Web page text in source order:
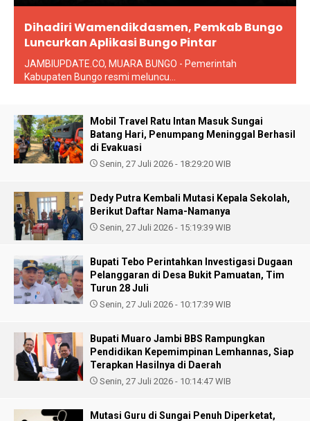
Dihadiri Wamendikdasmen, Pemkab Bungo
Luncurkan Aplikasi Bungo Pintar
JAMBIUPDATE.CO, MUARA BUNGO - Pemerintah
Kabupaten Bungo resmi meluncu...
Mobil Travel Ratu Intan Masuk Sungai
Batang Hari, Penumpang Meninggal Berhasil
di Evakuasi
Senin, 27 Juli 2026 - 18:29:20 WIB
Dedy Putra Kembali Mutasi Kepala Sekolah,
Berikut Daftar Nama-Namanya
Senin, 27 Juli 2026 - 15:19:39 WIB
Bupati Tebo Perintahkan Investigasi Dugaan
Pelanggaran di Desa Bukit Pamuatan, Tim
Turun 28 Juli
Senin, 27 Juli 2026 - 10:17:39 WIB
Bupati Muaro Jambi BBS Rampungkan
Pendidikan Kepemimpinan Lemhannas, Siap
Terapkan Hasilnya di Daerah
Senin, 27 Juli 2026 - 10:14:47 WIB
Mutasi Guru di Sungai Penuh Diperketat,